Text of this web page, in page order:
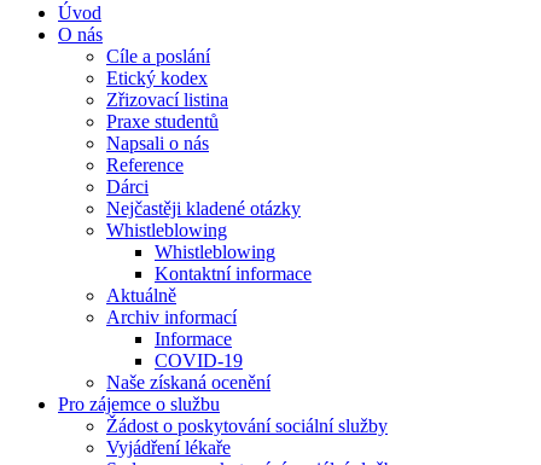
Úvod
O nás
Cíle a poslání
Etický kodex
Zřizovací listina
Praxe studentů
Napsali o nás
Reference
Dárci
Nejčastěji kladené otázky
Whistleblowing
Whistleblowing
Kontaktní informace
Aktuálně
Archiv informací
Informace
COVID-19
Naše získaná ocenění
Pro zájemce o službu
Žádost o poskytování sociální služby
Vyjádření lékaře